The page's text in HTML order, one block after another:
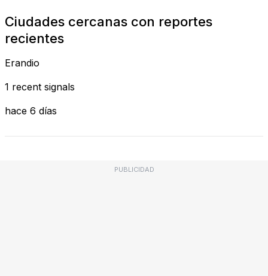
Ciudades cercanas con reportes
recientes
Erandio
1 recent signals
hace 6 días
PUBLICIDAD